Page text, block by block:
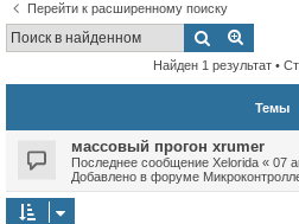
Перейти к расширенному поиску
Поиск
Найден 1 результат •
Темы
массовый прогон xrumer
Последнее сообщение Xelorida « 07
Добавлено в форуме